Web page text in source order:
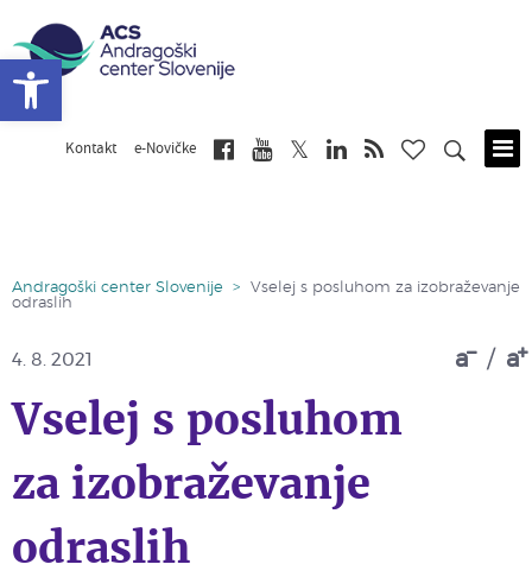
Kontakt e-Novičke
Andragoški center Slovenije >
Vselej s posluhom za izobraževanje
odraslih
a / a
4. 8. 2021
Vselej s posluhom
za izobraževanje
odraslih
Open toolbar